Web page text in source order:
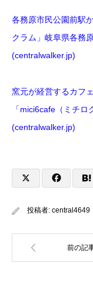
各務原市民公園前駅
クラム」岐阜県各務
(centralwalker.jp)
窯元が経営するカフ
「mici6cafe（ミチ
(centralwalker.jp)
投稿者: central4649